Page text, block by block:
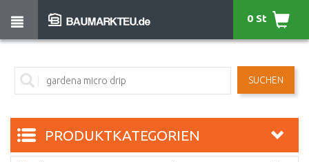
SUCHEN
0 St
PRODUKTKATEGORIEN